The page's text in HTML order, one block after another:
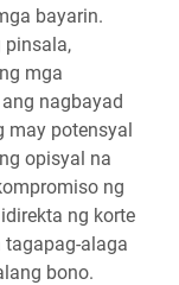
bayarin.
pinsala,
mga
nagbayad
may potensyal
opisyal na
ng
ng korte
tagapag-alaga
bono.